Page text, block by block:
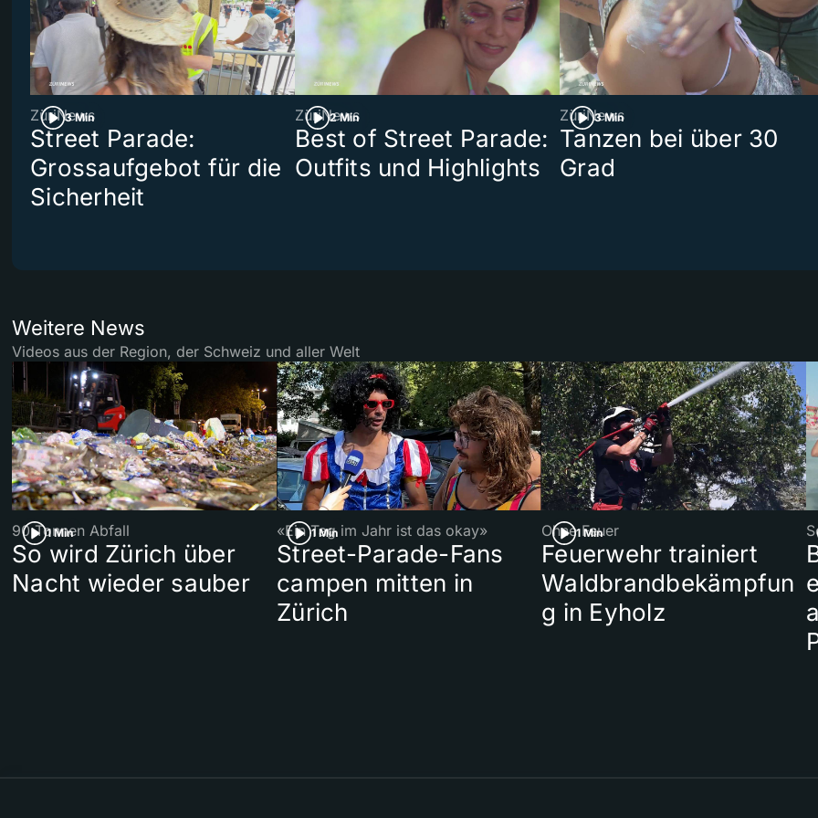
3 Min
ZüriNews
Street Parade:
Grossaufgebot für die
Sicherheit
2 Min
ZüriNews
Best of Street Parade:
Outfits und Highlights
3 Min
ZüriNews
Tanzen bei über 30
Grad
Weitere News
Videos aus der Region, der Schweiz und aller Welt
1 Min
90 Tonnen Abfall
So wird Zürich über
Nacht wieder sauber
1 Min
«Ein Tag im Jahr ist das okay»
Street-Parade-Fans
campen mitten in
Zürich
1 Min
Ohne Feuer
Feuerwehr trainiert
Waldbrandbekämpfun
g in Eyholz